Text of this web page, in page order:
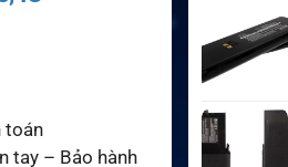
toán
tay – Bảo hành